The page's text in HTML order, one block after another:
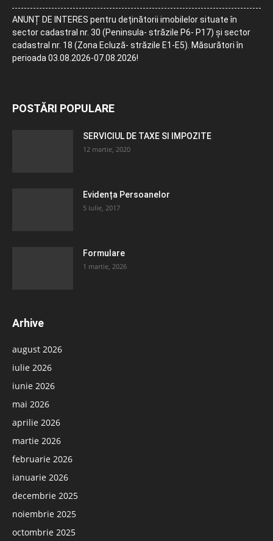
ANUNȚ DE INTERES pentru deținătorii imobilelor situate în
sector cadastral nr. 30 (Peninsula- străzile P6- P17) și sector
cadastral nr. 18 (Zona Ecluză- străzile E1-E5). Măsurători în
perioada 03.08.2026-07.08.2026!
POSTĂRI POPULARE
SERVICIUL DE TAXE SI IMPOZITE
12 martie, 2020
Evidența Persoanelor
5 iulie, 2017
Formulare
1 martie, 2026
Arhive
august 2026
iulie 2026
iunie 2026
mai 2026
aprilie 2026
martie 2026
februarie 2026
ianuarie 2026
decembrie 2025
noiembrie 2025
octombrie 2025